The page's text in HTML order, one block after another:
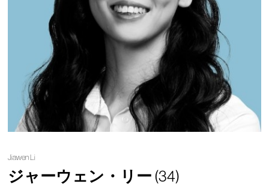
Jiawen Li
ジャーウェン・リー (34)